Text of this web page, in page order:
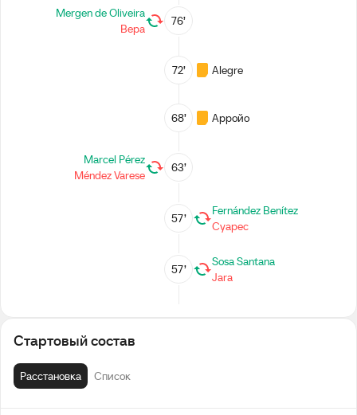
76’
Mergen de Oliveira
Вера
72’ Alegre
68’ Арройо
63’
Marcel Pérez
Méndez Varese
57’
Fernández Benítez
Суарес
57’
Sosa Santana
Jara
Стартовый состав
Расстановка Список